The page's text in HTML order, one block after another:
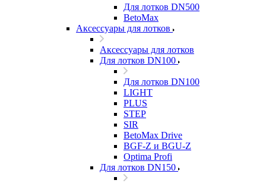
Для лотков DN500
BetoMax
Аксессуары для лотков
Аксессуары для лотков
Для лотков DN100
Для лотков DN100
LIGHT
PLUS
STEP
SIR
BetoMax Drive
BGF-Z и BGU-Z
Optima Profi
Для лотков DN150